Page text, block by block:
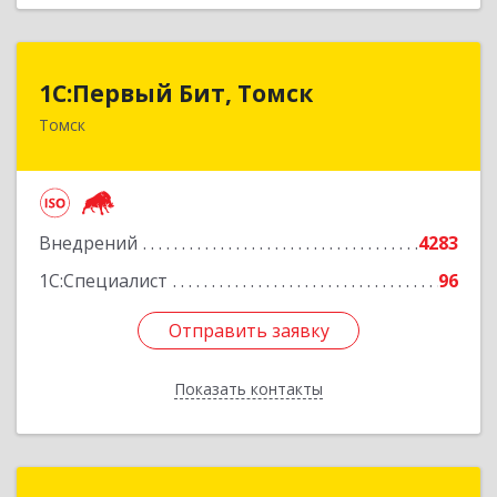
1С:Первый Бит, Томск
Томск
Внедрений
4283
1С:Специалист
96
Отправить заявку
Показать контакты
634041, Томская обл, Томск г, Кирова пр-кт,
Отправить заявку
Назад